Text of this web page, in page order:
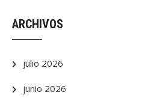
ARCHIVOS
julio 2026
junio 2026